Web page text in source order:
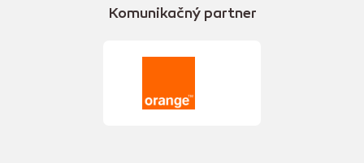
Komunikačný partner